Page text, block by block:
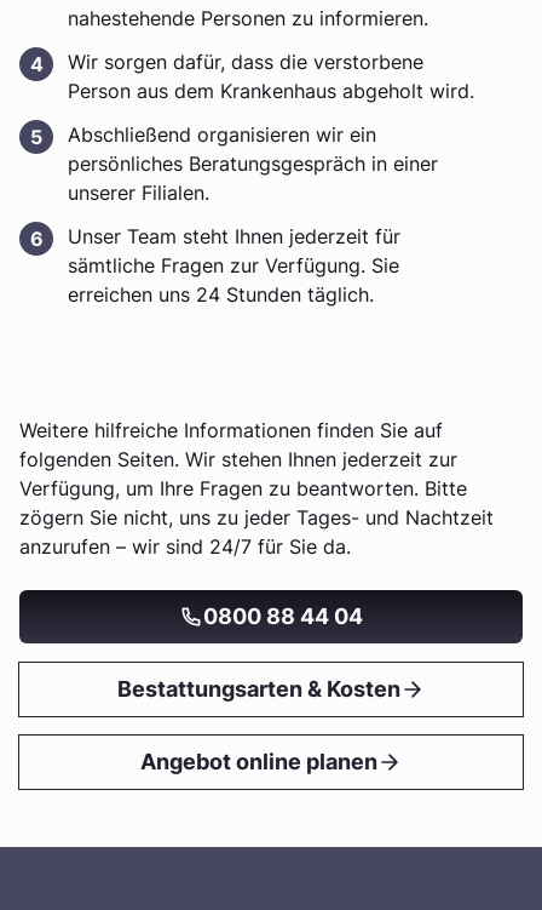
nahestehende Personen zu informieren.
Wir sorgen dafür, dass die verstorbene
Person aus dem Krankenhaus abgeholt wird.
Abschließend organisieren wir ein
persönliches Beratungsgespräch in einer
unserer Filialen.
Unser Team steht Ihnen jederzeit für
sämtliche Fragen zur Verfügung. Sie
erreichen uns 24 Stunden täglich.
Weitere hilfreiche Informationen finden Sie auf
folgenden Seiten. Wir stehen Ihnen jederzeit zur
Verfügung, um Ihre Fragen zu beantworten. Bitte
zögern Sie nicht, uns zu jeder Tages- und Nachtzeit
anzurufen – wir sind 24/7 für Sie da.
0800 88 44 04
Bestattungsarten & Kosten
Angebot online planen